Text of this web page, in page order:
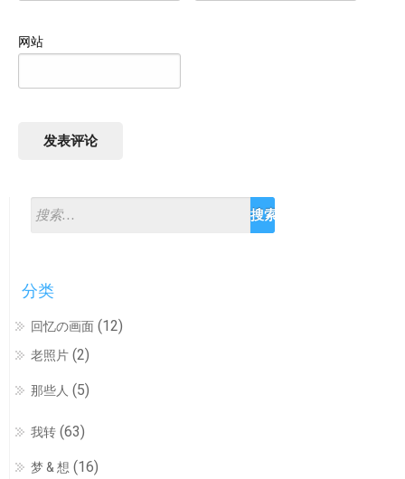
网站
分类
回忆の画面 (12)
老照片 (2)
那些人 (5)
我转 (63)
梦 & 想 (16)